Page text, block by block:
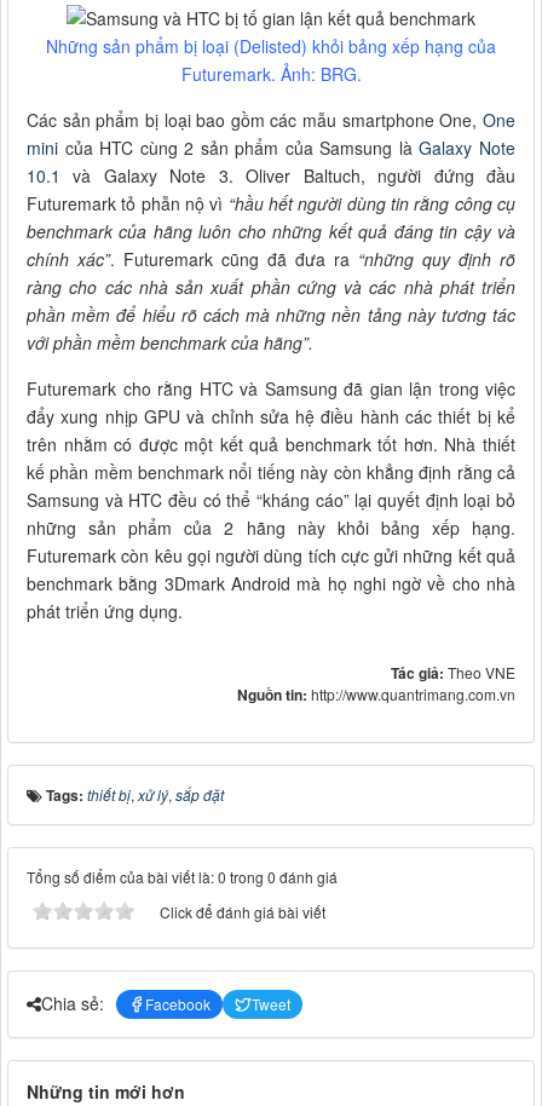
Những sản phẩm bị loại (Delisted) khỏi bảng xếp hạng của
Futuremark. Ảnh: BRG.
Các sản phẩm bị loại bao gồm các mẫu smartphone One, One
mini của HTC cùng 2 sản phẩm của Samsung làGalaxy Note
10.1
và Galaxy Note 3. Oliver Baltuch, người đứng đầu
Futuremark tỏ phẫn nộ vì “hầu hết người dùng tin rằng công cụ
benchmark của hãng luôn cho những kết quả đáng tin cậy và
chính xác”. Futuremark cũng đã đưa ra “những quy định rõ
ràng cho các nhà sản xuất phần cứng và các nhà phát triển
phần mềm để hiểu rõ cách mà những nền tảng này tương tác
với phần mềm benchmark của hãng”.
Futuremark cho rằng HTC và Samsung đã gian lận trong việc
đẩy xung nhịp GPU và chỉnh sửa hệ điều hành các thiết bị kể
trên nhằm có được một kết quả benchmark tốt hơn. Nhà thiết
kế phần mềm benchmark nổi tiếng này còn khẳng định rằng cả
Samsung và HTC đều có thể “kháng cáo” lại quyết định loại bỏ
những sản phẩm của 2 hãng này khỏi bảng xếp hạng.
Futuremark còn kêu gọi người dùng tích cực gửi những kết quả
benchmark bằng 3Dmark Android mà họ nghi ngờ về cho nhà
phát triển ứng dụng.
Tác giả: Theo VNE
Nguồn tin: http://www.quantrimang.com.vn
Tags: thiết bị, xử lý, sắp đặt
Tổng số điểm của bài viết là: 0 trong 0 đánh giá
Click để đánh giá bài viết
Chia sẻ: Facebook Tweet
Những tin mới hơn